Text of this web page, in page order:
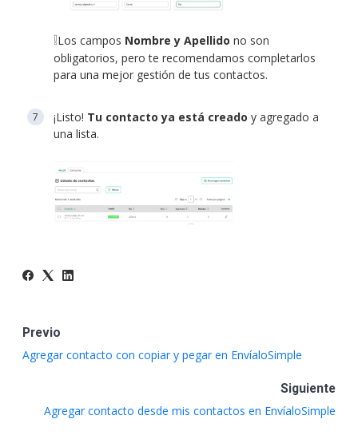
❕Los campos Nombre y Apellido no son
obligatorios, pero te recomendamos completarlos
para una mejor gestión de tus contactos.
¡Listo! Tu contacto ya está creado y agregado a
una lista.
Previo
Agregar contacto con copiar y pegar en EnvíaloSimple
Siguiente
Agregar contacto desde mis contactos en EnvíaloSimple